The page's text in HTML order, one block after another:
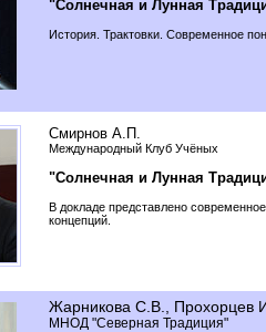
"Солнечная и Лунная
История. Трактовки. Современное
Смирнов А.П.
Международный Клуб Учёных
"Солнечная и Лунная
В докладе представлено
концепций.
Жарникова С.В., Прохорцев
МНОД "Северная Традиция"